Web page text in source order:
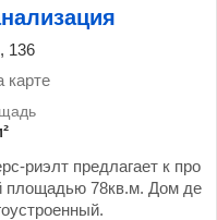
136
карте
риэлт предлагает к про
площадью 78кв.м. Дом де